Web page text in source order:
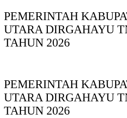
PEMERINTAH
UTARA DIRGAHAYU
TAHUN 2026
PEMERINTAH
UTARA DIRGAHAYU
TAHUN 2026